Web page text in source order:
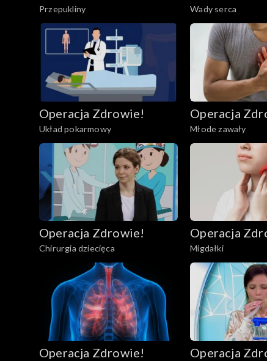
Przepukliny Wady serca
Operacja Zdrowie!
Układ pokarmowy
Operacja
Młode zawały
Operacja Zdrowie!
Chirurgia dziecięca
Operacja
Migdałki
Operacja Zdrowie! Operacja